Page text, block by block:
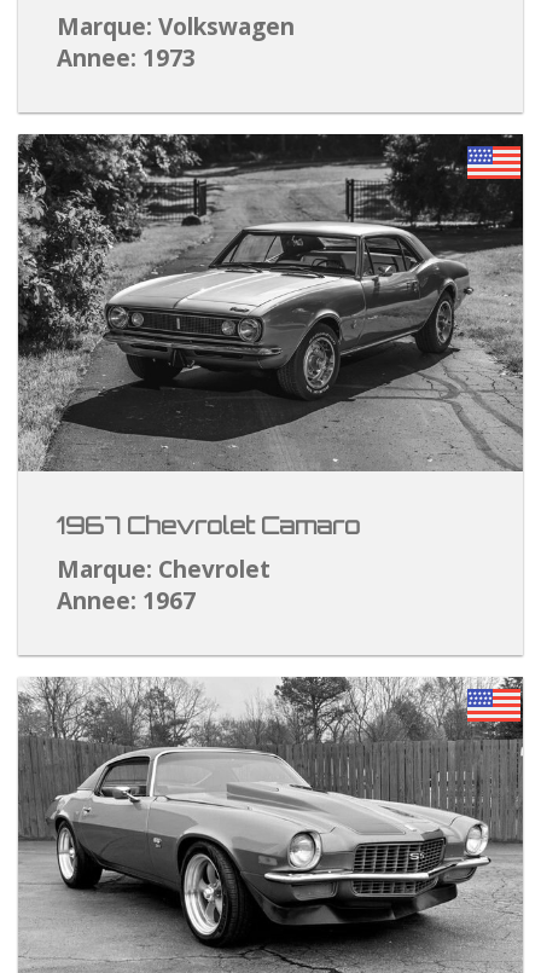
Marque: Volkswagen
Annee: 1973
1967 Chevrolet Camaro
Marque: Chevrolet
Annee: 1967